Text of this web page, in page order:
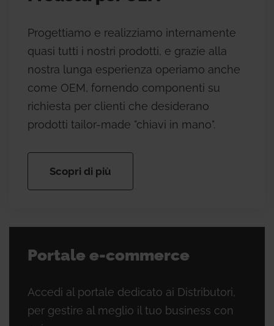
Progettiamo e realizziamo internamente
quasi tutti i nostri prodotti, e grazie alla
nostra lunga esperienza operiamo anche
come OEM, fornendo componenti su
richiesta per clienti che desiderano
prodotti tailor-made "chiavi in mano".
Scopri di più
Portale e-commerce
Accedi al portale dedicato ai Distributori,
per gestire al meglio il tuo business con